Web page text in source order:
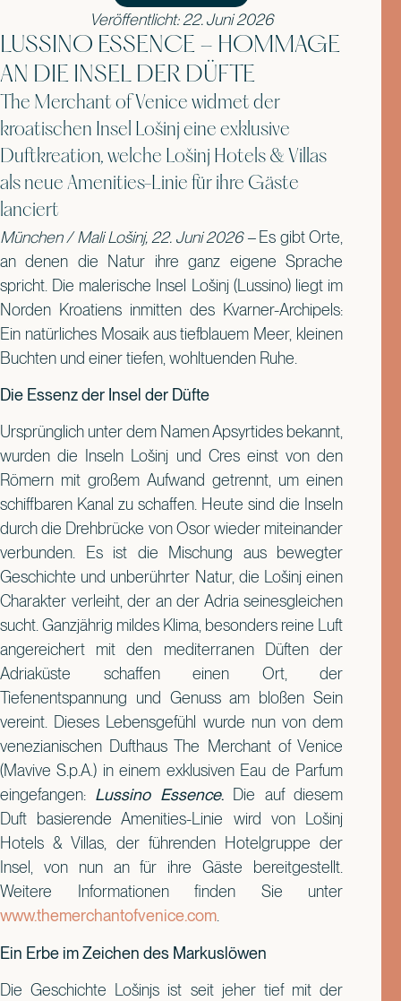
Veröffentlicht: 22. Juni 2026
LUSSINO ESSENCE – HOMMAGE
AN DIE INSEL DER DÜFTE
The Merchant of Venice widmet der
kroatischen Insel Lošinj eine exklusive
Duftkreation, welche Lošinj Hotels & Villas
als neue Amenities-Linie für ihre Gäste
lanciert
München / Mali Lošinj, 22. Juni 2026 –Es gibt Orte,
an denen die Natur ihre ganz eigene Sprache
spricht. Die malerische Insel Lošinj (Lussino) liegt im
Norden Kroatiens inmitten des Kvarner-Archipels:
Ein natürliches Mosaik aus tiefblauem Meer, kleinen
Buchten und einer tiefen, wohltuenden Ruhe.
Die Essenz der Insel der Düfte
Ursprünglich unter dem Namen Apsyrtides bekannt,
wurden die Inseln Lošinj und Cres einst von den
Römern mit großem Aufwand getrennt, um einen
schiffbaren Kanal zu schaffen. Heute sind die Inseln
durch die Drehbrücke von Osor wieder miteinander
verbunden. Es ist die Mischung aus bewegter
Geschichte und unberührter Natur, die Lošinj einen
Charakter verleiht, der an der Adria seinesgleichen
sucht. Ganzjährig mildes Klima, besonders reine Luft
angereichert mit den mediterranen Düften der
Adriaküste schaffen einen Ort, der
Tiefenentspannung und Genuss am bloßen Sein
vereint. Dieses Lebensgefühl wurde nun von dem
venezianischen Dufthaus The Merchant of Venice
(Mavive S.p.A.) in einem exklusiven Eau de Parfum
eingefangen: Lussino Essence.Die auf diesem
Duft basierende Amenities-Linie wird von Lošinj
Hotels & Villas, der führenden Hotelgruppe der
Insel, von nun an für ihre Gäste bereitgestellt.
Weitere Informationen finden Sie unter
www.themerchantofvenice.com.
Ein Erbe im Zeichen des Markuslöwen
Die Geschichte Lošinjs ist seit jeher tief mit der